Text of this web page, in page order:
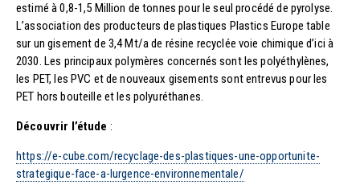
estimé à 0,8-1,5 Million de tonnes pour le seul procédé de pyrolyse.
L’association des producteurs de plastiques Plastics Europe table
sur un gisement de 3,4 Mt/a de résine recyclée voie chimique d’ici à
2030. Les principaux polymères concernés sont les polyéthylènes,
les PET, les PVC et de nouveaux gisements sont entrevus pour les
PET hors bouteille et les polyuréthanes.
Découvrir l’étude :
https://e-cube.com/recyclage-des-plastiques-une-opportunite-
strategique-face-a-lurgence-environnementale/